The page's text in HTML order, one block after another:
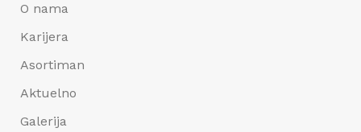
O nama
Karijera
Asortiman
Aktuelno
Galerija